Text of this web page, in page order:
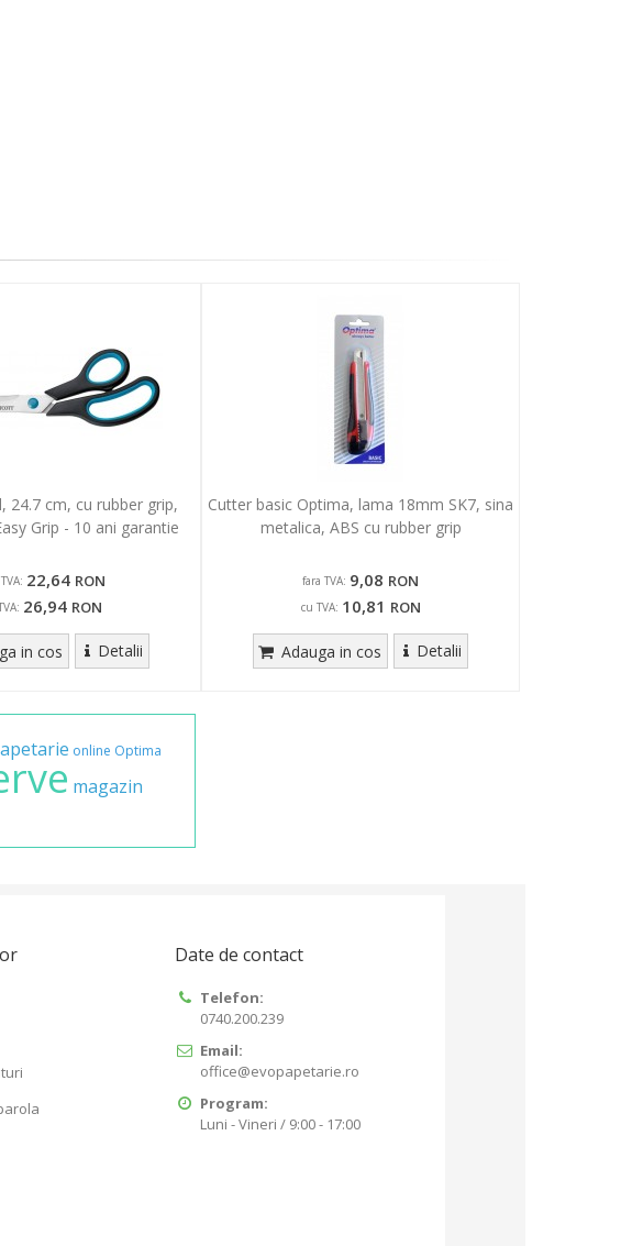
24.7 cm, cu rubber grip,
Grip - 10 ani garantie
22,64 RON
26,94 RON
in cos Detalii
Cutter basic Optima, lama 18mm SK7, sina
metalica, ABS cu rubber grip
fara TVA: 9,08 RON
cu TVA: 10,81 RON
Adauga in cos Detalii
online Optima
magazin
Date de contact
Telefon:
0740.200.239
Email:
office@evopapetarie.ro
Program:
Luni - Vineri / 9:00 - 17:00